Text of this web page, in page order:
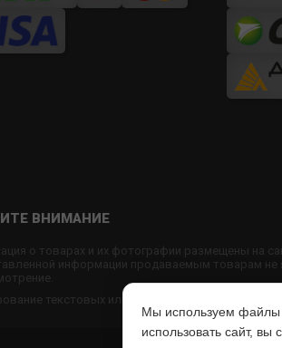
ВНИМАНИЕ
о товарах и их фотографии размещены на
информации продаваемым товарам не
текстовых или графических материалов
Мы используем файлы
использовать сайт,